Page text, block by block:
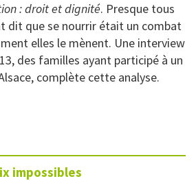
: droit et dignité. Presque tous
dit que se nourrir était un combat
elles le mènent. Une interview
des familles ayant participé à un
complète cette analyse.
impossibles